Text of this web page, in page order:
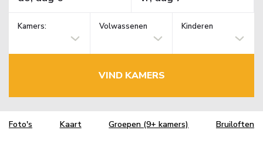
Kamers: Volwassenen Kinderen
VIND KAMERS
Foto's Kaart Groepen (9+ kamers) Bruiloften